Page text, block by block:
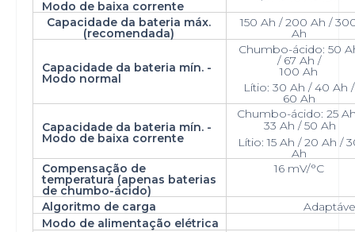
Modo de baixa corrente
Capacidade da bateria máx.
(recomendada)
150 Ah / 200 Ah /
Ah
Capacidade da bateria mín. -
Modo normal
Chumbo-ácido: 50
/ 67 Ah /
100 Ah
Lítio: 30 Ah / 40 Ah /
60 Ah
Capacidade da bateria mín. -
Modo de baixa corrente
Chumbo-ácido: 25
33 Ah / 50 Ah
Lítio: 15 Ah / 20 Ah /
Ah
Compensação de
temperatura (apenas baterias
de chumbo-ácido)
16 mV/°C
Algoritmo de carga
Modo de alimentação elétrica